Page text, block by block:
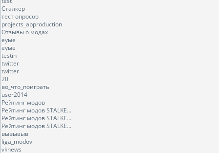
Сталкер
тест опросов
projects_approduction
Отзывы о модах
еуые
еуые
testin
twitter
twitter
20
во_что_поиграть
user2014
Рейтинг модов
Рейтинг модов STALKE...
Рейтинг модов STALKE...
Рейтинг модов STALKE...
вывывыв
liga_modov
vknews